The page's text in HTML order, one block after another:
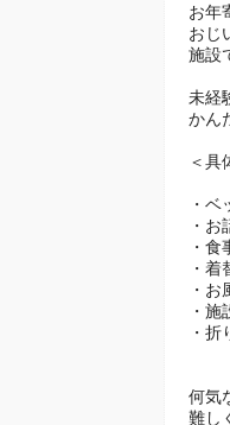
お年
おじ
施設
未経
かん
＜具
・
・
・
・
・
・施
・
何気
難し